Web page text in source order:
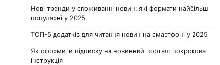
Нові тренди у споживанні новин: які формати найбільш
популярні у 2025
ТОП-5 додатків для читання новин на смартфоні у 2025
Як оформити підписку на новинний портал: покрокова
інструкція